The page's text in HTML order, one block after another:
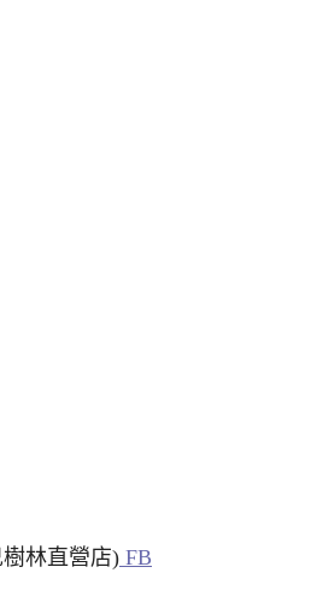
林直營店) FB